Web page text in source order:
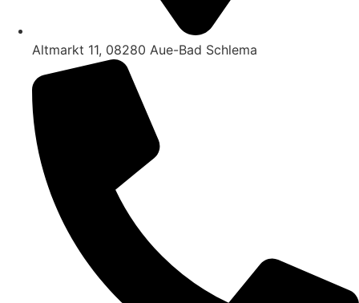
Altmarkt 11, 08280 Aue-Bad Schlema